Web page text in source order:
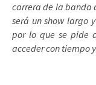
carrera de la banda
será un show largo
por lo que se pide
acceder con tiempo